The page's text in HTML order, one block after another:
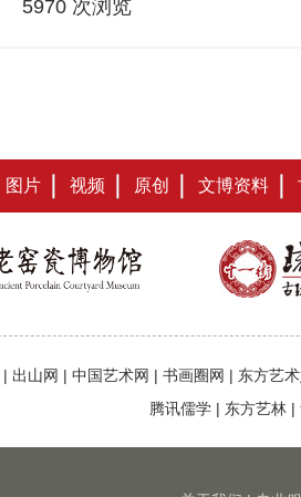
5970 次浏览
图片 视频 原创 文博资料
| 出山网 | 中国艺术网 | 书画圈网 | 东方艺
腾讯儒学 | 东方艺林 |